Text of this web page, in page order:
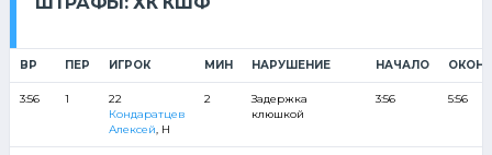
ВР ПЕР ИГРОК МИН НАРУШЕНИЕ НАЧАЛО
3:56 1
22
Кондаратцев
Алексей, Н
2
Задержка
клюшкой
3:56 5:56